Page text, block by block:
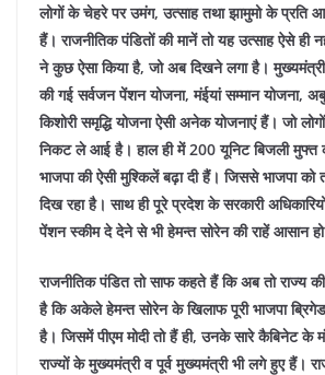
लोगों के चेहरे पर उमंग, उत्साह तथा झामुमो के प्रति
हैं। राजनीतिक पंडितों की मानें तो यह उत्साह ऐसे ही
ने कुछ ऐसा किया है, जो अब दिखने लगा है। मुख्यमंत्री
की गई सर्वजन पेंशन योजना, मंईयां सम्मान योजना,
किशोरी समृद्धि योजना ऐसी अनेक योजनाएं हैं। जो
निकट ले आई है। हाल ही में 200 यूनिट बिजली मुफ्त
भाजपा की ऐसी मुश्किलें बढ़ा दी हैं। जिससे भाजपा को
दिख रहा है। साथ ही पूरे प्रदेश के सरकारी
पेंशन स्कीम दे देने से भी हेमन्त सोरेन की राहें आसान
राजनीतिक पंडित तो साफ कहते हैं कि अब तो राज्य
है कि अकेले हेमन्त सोरेन के खिलाफ पूरी भाजपा
है। जिसमें पीएम मोदी तो हैं ही, उनके सारे कैबिनेट के
राज्यों के मुख्यमंत्री व पूर्व मुख्यमंत्री भी लगे हुए हैं।